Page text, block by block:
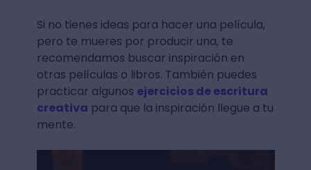
Si no tienes ideas para hacer una película,
pero te mueres por producir una, te
recomendamos buscar inspiración en
otras películas o libros. También puedes
practicar algunos ejercicios de escritura
creativa para que la inspiración llegue a tu
mente.